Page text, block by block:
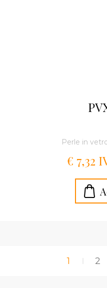
Perle in
€ 7,32
1 2